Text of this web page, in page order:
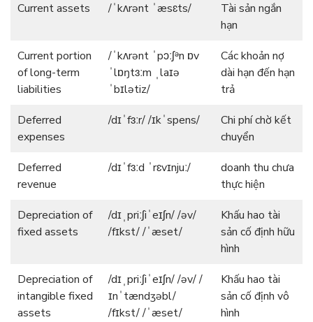
Current assets
/ˈkʌrənt ˈæsɛts/
Tài sản ngắn
hạn
Current portion
of long-term
liabilities
/ˈkʌrənt ˈpɔːʃᵊn ɒv
ˈlɒŋtɜːm ˌlaɪə
ˈbɪlətiz/
Các khoản nợ
dài hạn đến hạn
trả
Deferred
expenses
/dɪˈfɜːr/ /ɪkˈspens/
Chi phí chờ kết
chuyển
Deferred
revenue
/dɪˈfɜːd ˈrɛvɪnjuː/
doanh thu chưa
thực hiện
Depreciation of
fixed assets
/dɪˌpriːʃiˈeɪʃn/ /əv/
/fɪkst/ /ˈæset/
Khấu hao tài
sản cố định hữu
hình
Depreciation of
intangible fixed
assets
/dɪˌpriːʃiˈeɪʃn/ /əv/ /
ɪnˈtændʒəbl/
/fɪkst/ /ˈæset/
Khấu hao tài
sản cố định vô
hình